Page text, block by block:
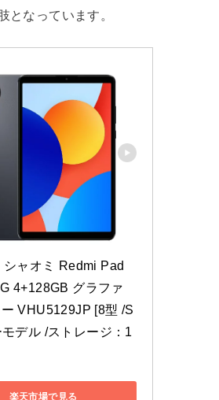
となっています。
ャオミ Redmi Pad
4+128GB グラファ
VHU5129JP [8型 /S
モデル /ストレージ：1
楽天市場で見る